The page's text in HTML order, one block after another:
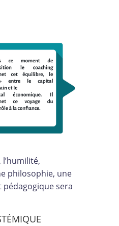
philosophie, une
sera